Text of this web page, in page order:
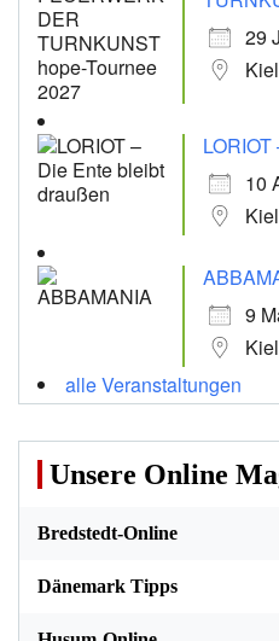
29
Kiel
10
Kiel
9
Kiel
alle Veranstaltungen
Unsere Online
Bredstedt-Online
Dänemark Tipps